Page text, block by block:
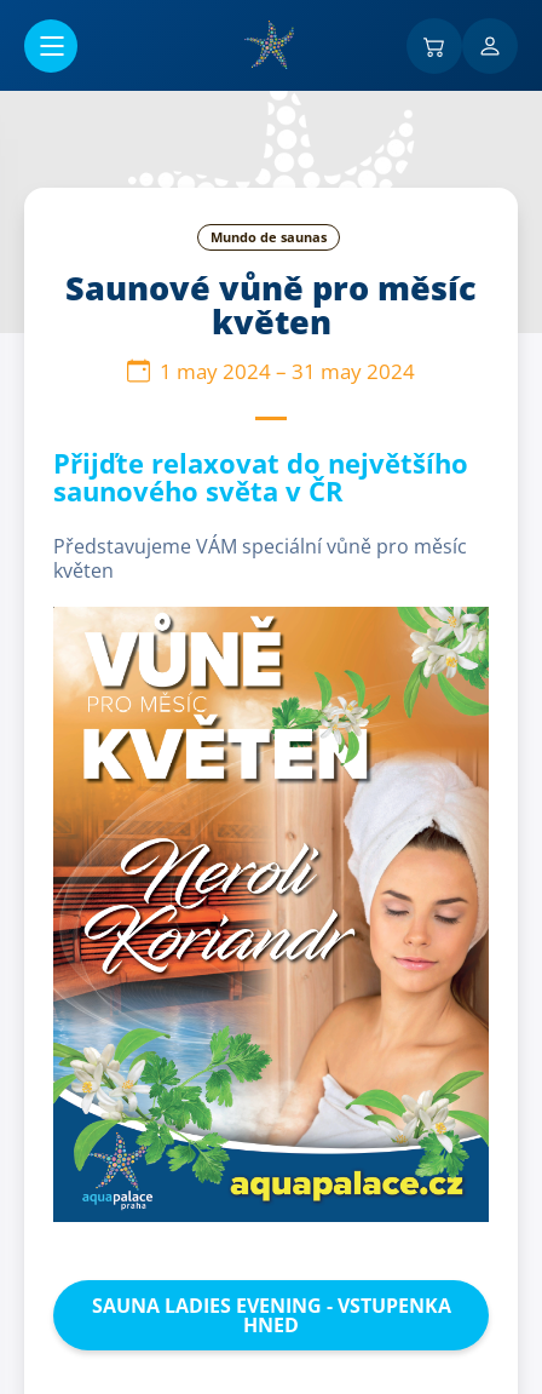
Mundo de saunas
Saunové vůně pro měsíc
květen
1 may 2024– 31 may 2024
Přijďte relaxovat do největšího
saunového světa v ČR
Představujeme VÁM speciální vůně pro měsíc
květen
SAUNA LADIES EVENING - VSTUPENKA
HNED